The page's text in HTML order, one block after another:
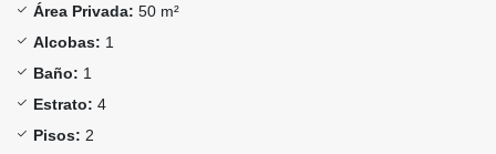
Área Privada: 50 m²
Alcobas: 1
Baño: 1
Estrato: 4
Pisos: 2